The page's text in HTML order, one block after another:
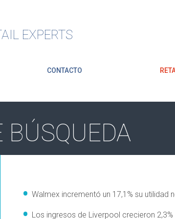
EXPERTS
CONTACTO
BÚSQUEDA
Walmex incrementó un 17,1% su utilidad
Los ingresos de Liverpool crecieron